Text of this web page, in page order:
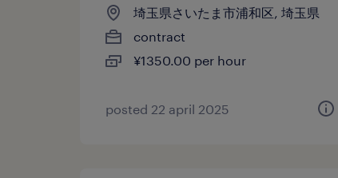
埼玉県さいたま市浦和区, 埼玉県
contract
¥1350.00 per hour
posted 22 april 2025